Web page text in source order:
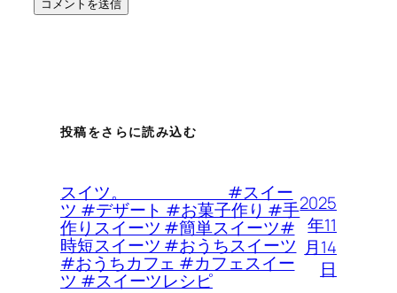
投稿をさらに読み込む
スイツ。 #スイー
ツ #デザート #お菓子作り #手
作りスイーツ #簡単スイーツ#
時短スイーツ #おうちスイーツ
#おうちカフェ #カフェスイー
ツ #スイーツレシピ
2025
年11
月14
日